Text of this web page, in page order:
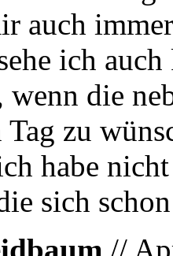
auch
ich
wenn die
Tag zu
habe
sich